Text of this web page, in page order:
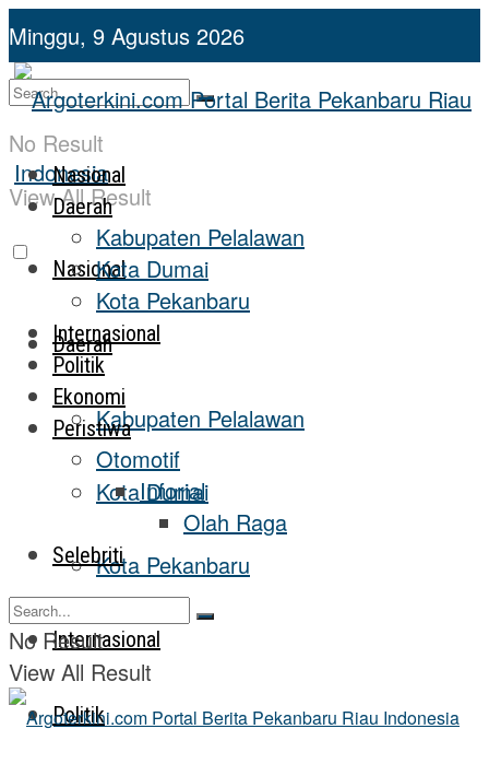
Minggu, 9 Agustus 2026
No Result
View All Result
Nasional
Daerah
Kabupaten Pelalawan
Kota Dumai
Kota Pekanbaru
Internasional
Politik
Nasional
Daerah
Kabupaten Pelalawan
Kota Dumai
Kota Pekanbaru
Internasional
Politik
Ekonomi
Peristiwa
Otomotif
Inforial
Olah Raga
Selebriti
No Result
View All Result